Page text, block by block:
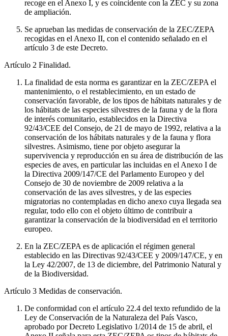
recoge en el Anexo I, y es coincidente con la ZEC y su zona
de ampliación.
Se aprueban las medidas de conservación de la ZEC/ZEPA
recogidas en el Anexo II, con el contenido señalado en el
artículo 3 de este Decreto.
Artículo 2 Finalidad.
La finalidad de esta norma es garantizar en la ZEC/ZEPA el
mantenimiento, o el restablecimiento, en un estado de
conservación favorable, de los tipos de hábitats naturales y de
los hábitats de las especies silvestres de la fauna y de la flora
de interés comunitario, establecidos en la Directiva
92/43/CEE del Consejo, de 21 de mayo de 1992, relativa a la
conservación de los hábitats naturales y de la fauna y flora
silvestres. Asimismo, tiene por objeto asegurar la
supervivencia y reproducción en su área de distribución de las
especies de aves, en particular las incluidas en el Anexo I de
la Directiva 2009/147/CE del Parlamento Europeo y del
Consejo de 30 de noviembre de 2009 relativa a la
conservación de las aves silvestres, y de las especies
migratorias no contempladas en dicho anexo cuya llegada sea
regular, todo ello con el objeto último de contribuir a
garantizar la conservación de la biodiversidad en el territorio
europeo.
En la ZEC/ZEPA es de aplicación el régimen general
establecido en las Directivas 92/43/CEE y 2009/147/CE, y en
la Ley 42/2007, de 13 de diciembre, del Patrimonio Natural y
de la Biodiversidad.
Artículo 3 Medidas de conservación.
De conformidad con el artículo 22.4 del texto refundido de la
Ley de Conservación de la Naturaleza del País Vasco,
aprobado por Decreto Legislativo 1/2014 de 15 de abril, el